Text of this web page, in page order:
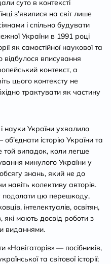
суто в контексті
з’явилися на світ лише
і спільно будувати
України в 1991 році
як самостійної наукової та
відбулося вписування
контекст, а
цього контексту не
трактувати як частину
і науки України ухвалило
історію України та
той випадок, коли легше
минулого України у
знань, який не до
навіть колективу авторів.
подолати цю перешкоду,
інтелектуалів, освітян,
які мають досвід роботи з
виданнями.
«Навігаторів» — посібників,
та світової історії;